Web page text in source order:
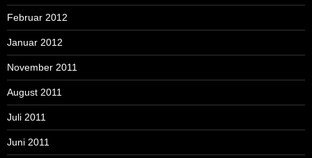
Februar 2012
Januar 2012
November 2011
August 2011
Juli 2011
Juni 2011